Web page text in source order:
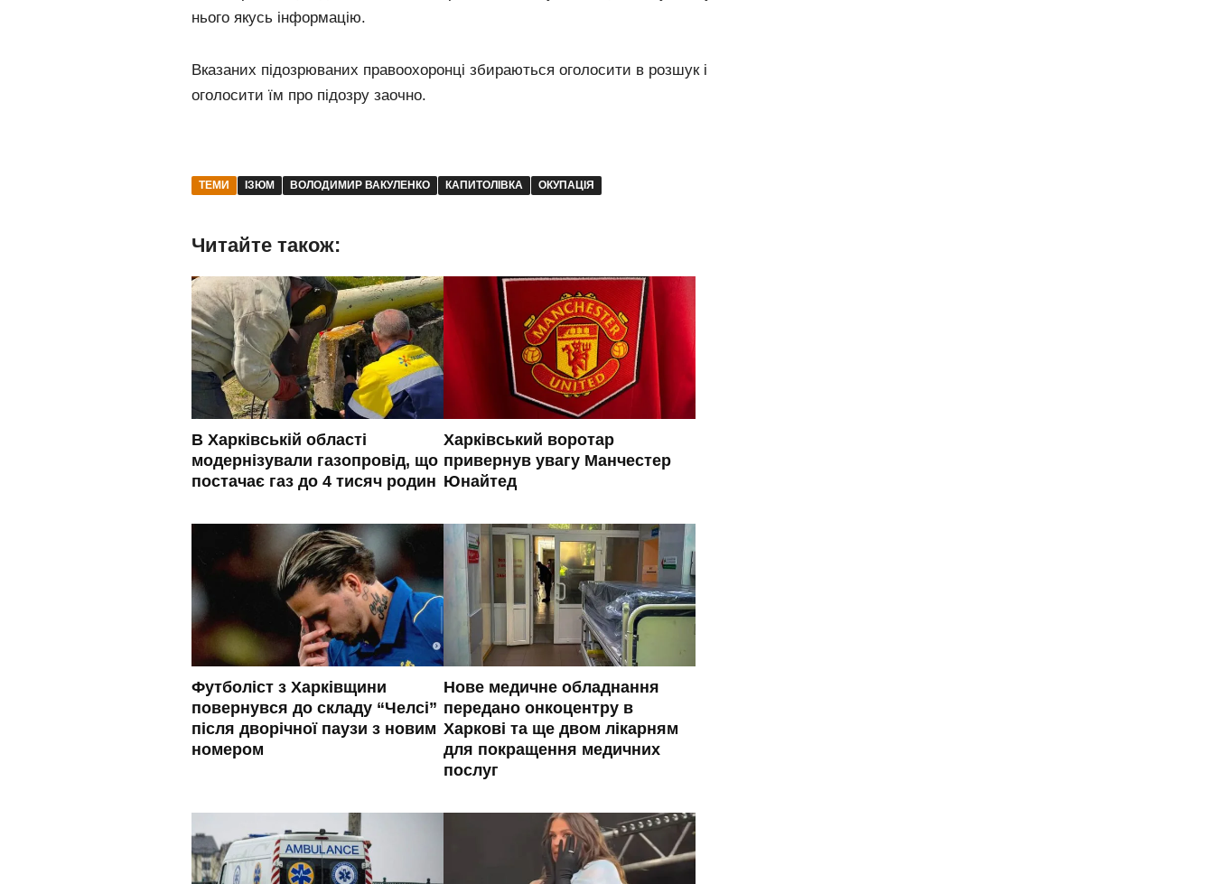
нього якусь інформацію.
Вказаних підозрюваних правоохоронці збираються оголосити в розшук і
оголосити їм про підозру заочно.
ТЕМИ ІЗЮМ ВОЛОДИМИР ВАКУЛЕНКО КАПИТОЛІВКА ОКУПАЦІЯ
Читайте також:
В Харківській області
модернізували газопровід, що
постачає газ до 4 тисяч родин
Харківський воротар
привернув увагу Манчестер
Юнайтед
Футболіст з Харківщини
повернувся до складу “Челсі”
після дворічної паузи з новим
номером
Нове медичне обладнання
передано онкоцентру в
Харкові та ще двом лікарням
для покращення медичних
послуг